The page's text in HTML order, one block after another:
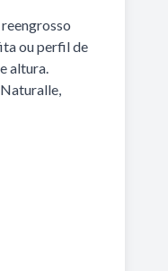
ou perfil de
altura.